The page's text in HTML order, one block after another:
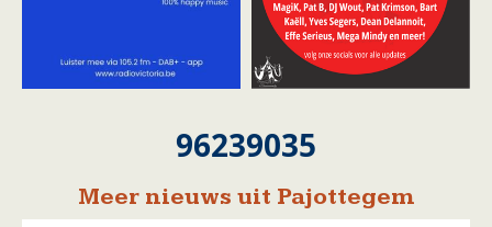
96239035
Meer nieuws uit Pajottegem